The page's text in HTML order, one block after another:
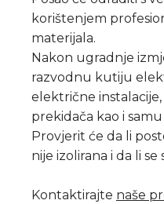
korištenjem
materijala.
Nakon ugradnje
razvodnu kutiju
električne
prekidača kao i
Provjerit će da li
nije izolirana i da li
Kontaktirajte naše